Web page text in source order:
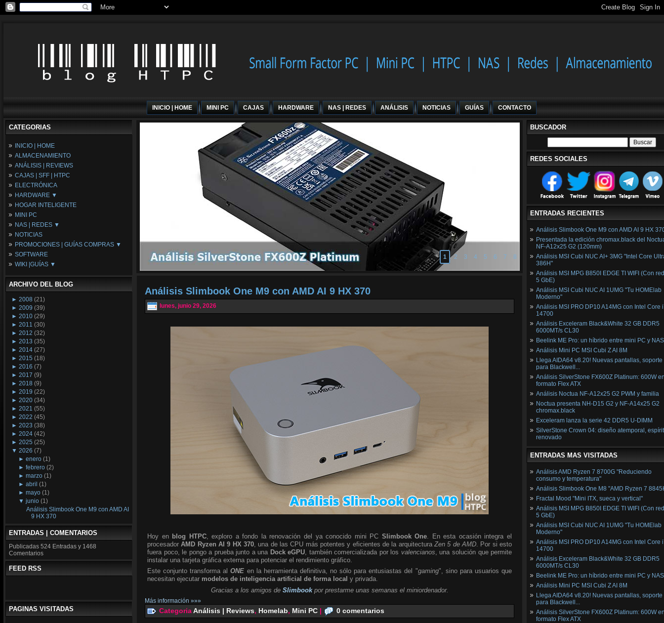
INICIO | HOME MINI PC CAJAS HARDWARE NAS | REDES ANÁLISIS NOTICIAS GUÍAS CONTACTO
CATEGORIAS
INICIO | HOME
ALMACENAMIENTO
ANÁLISIS | REVIEWS
CAJAS | SFF | HTPC
ELECTRÓNICA
HARDWARE ▼
Fuentes de Alimentación
Memória RAM
Placas Base
Procesadores
Periféricos
Refrigeración
Tarjetas Gráficas
HOGAR INTELIGENTE
MINI PC
NAS | REDES ▼
NAS
Espacio Synology
Redes
NOTICIAS
PROMOCIONES | GUÍAS COMPRAS ▼
Configuraciones Ordenadores
Guías de Compras
SOFTWARE
WIKI |GUÍAS ▼
Wikipedia
ARCHIVO DEL BLOG
► 2008 (21)
► 2009 (39)
► 2010 (29)
► 2011 (30)
► 2012 (32)
► 2013 (35)
► 2014 (27)
► 2015 (18)
► 2016 (7)
► 2017 (9)
► 2018 (9)
► 2019 (22)
► 2020 (34)
► 2021 (55)
► 2022 (45)
► 2023 (38)
► 2024 (42)
► 2025 (25)
▼ 2026 (7)
►enero (1)
►febrero (2)
►marzo (1)
►abril (1)
►mayo (1)
▼junio (1)
Análisis Slimbook One M9 con AMD AI
9 HX 370
ENTRADAS | COMENTARIOS
Publicadas 524 Entradas y 1468
Comentarios
FEED RSS
PAGINAS VISITADAS
1 2 3 4 5 6 7 8
Análisis Slimbook One M9 con AMD AI 9 HX 370
lunes, junio 29, 2026
Hoy en blog HTPC, exploro a fondo la renovación del ya conocido mini PC Slimbook One . En esta ocasión integra el
procesadorAMD Ryzen AI 9 HX 370 , una de las CPU más potentes y eficientes de la arquitecturaZen 5 de AMD . Por si esto
fuera poco, le pongo a prueba junto a una Dock eGPU , también comercializada por los valencianos , una solución que permite
instalar una tarjeta gráfica externa para potenciar el rendimiento gráfico.
Este conjunto transforma alONE en la herramienta definitiva, no sólo para entusiastas del "gaming", sino para usuarios que
necesitan ejecutar modelos de inteligencia artificial de forma local y privada.
Gracias a los amigos de Slimbook por prestarme unas semanas el miniordenador.
Más información »»»
CategoriaAnálisis | Reviews, Homelab, Mini PC | 0 comentarios
BUSCADOR
REDES SOCIALES
ENTRADAS RECIENTES
Análisis Slimbook One M9 con AMD AI 9 HX
Presentada la edición chromax.black del
NF‑A12x25 G2 (120mm)
Análisis MSI Cubi NUC AI+ 3MG "Intel Core
386H"
Análisis MSI MPG B850I EDGE TI WIFI (Con
5 GbE)
Análisis MSI Cubi NUC AI 1UMG "Tu HOMElab
Moderno"
Análisis MSI PRO DP10 A14MG con Intel Core
14700
Análisis Exceleram Black&White 32 GB DDR5
6000MT/s CL30
Beelink ME Pro: un híbrido entre mini PC y NAS
Análisis Mini PC MSI Cubi Z AI 8M
Llega AIDA64 v8.20! Nuevas pantallas, soporte
para Blackwell...
Análisis SilverStone FX600Z Platinum: 600W
formato Flex ATX
Análisis Noctua NF-A12x25 G2 PWM y familia
Noctua presenta NH-D15 G2 y NF-A14x25 G2
chromax.black
Exceleram lanza la serie 42 DDR5 U-DIMM
SilverStone Crown 04: diseño atemporal,
renovado
ENTRADAS MAS VISITADAS
Análisis AMD Ryzen 7 8700G "Reduciendo
consumo y temperatura"
Análisis Slimbook One M8 "AMD Ryzen 7
Fractal Mood "Mini ITX, sueca y vertical"
Análisis MSI MPG B850I EDGE TI WIFI (Con
5 GbE)
Análisis MSI Cubi NUC AI 1UMG "Tu HOMElab
Moderno"
Análisis MSI PRO DP10 A14MG con Intel Core
14700
Análisis Exceleram Black&White 32 GB DDR5
6000MT/s CL30
Beelink ME Pro: un híbrido entre mini PC y NAS
Análisis Mini PC MSI Cubi Z AI 8M
Llega AIDA64 v8.20! Nuevas pantallas, soporte
para Blackwell...
Análisis SilverStone FX600Z Platinum: 600W
formato Flex ATX